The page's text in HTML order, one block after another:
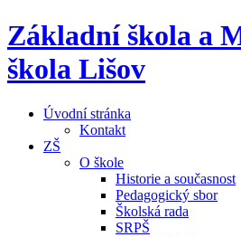
Základní škola a
škola Lišov
Úvodní stránka
Kontakt
ZŠ
O škole
Historie a současnost
Pedagogický sbor
Školská rada
SRPŠ